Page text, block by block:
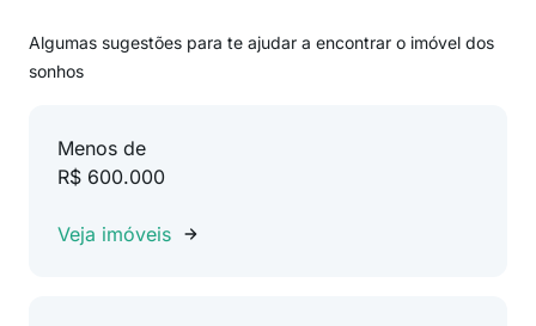
Algumas sugestões para te ajudar a encontrar o imóvel dos
sonhos
Menos de
R$ 600.000
Veja imóveis